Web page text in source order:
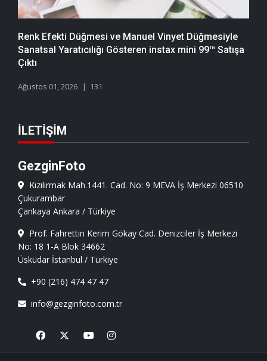
Renk Efekti Düğmesi ve Manuel Vinyet Düğmesiyle
Sanatsal Yaratıcılığı Gösteren instax mini 99™ Satışa
Çıktı
Ağustos 01, 2026 131
İLETIŞIM
GezginFoto
Kızılırmak Mah.1441. Cad. No: 9 MEVA İş Merkezi 06510
Çukurambar
Çankaya Ankara / Türkiye
Prof. Fahrettin Kerim Gökay Cad. Denizciler İş Merkezi
No: 18 1-A Blok 34662
Üsküdar İstanbul / Türkiye
+90 (216) 474 47 47
info@gezginfoto.com.tr